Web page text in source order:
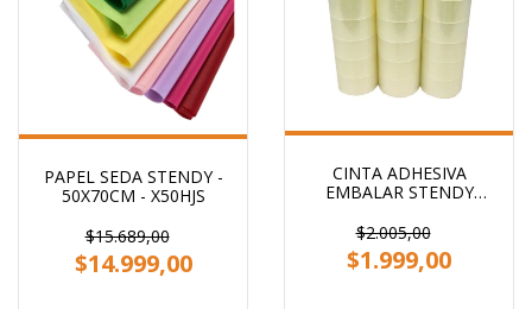
PAPEL SEDA STENDY -
50X70CM - X50HJS
$15.689,00
$14.999,00
CINTA ADHESIVA
EMBALAR STENDY
$2.005,00
$1.999,00